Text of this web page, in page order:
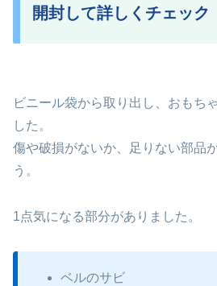
開封して詳しくチェック
ビニール袋から取り出し、おもち
した。
傷や破損がないか、足りない部品
う。
1点気になる部分がありました。
ベルのサビ